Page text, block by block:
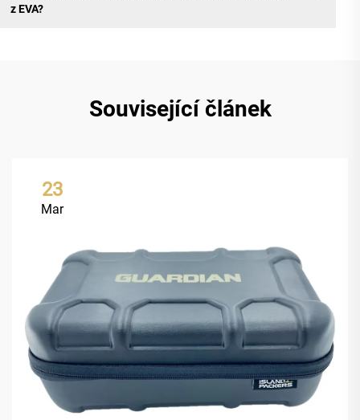
z EVA?
Související článek
23
Mar